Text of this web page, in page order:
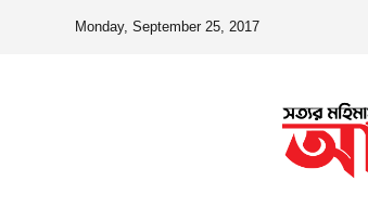
Monday, September 25, 2017